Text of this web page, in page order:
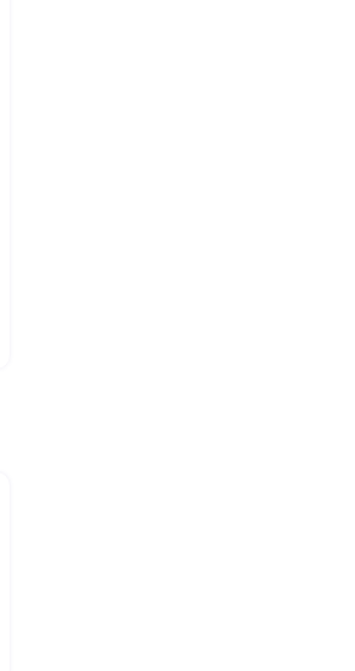
区/既存営業】家庭紙・日用品雑貨/既